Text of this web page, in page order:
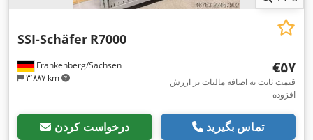
Frankenberg/Sachsen
۳٬۸۸۷ km
SSI-Schäfer R7000
‎€۵۷
قیمت ثابت به اضافه مالیات بر ارزش
افزوده
درخواست کردن تماس بگیرید